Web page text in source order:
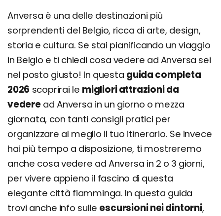
Itinerario di 1 giorno
Itinerario di 3 giorni
Giorno 1
Giorno 2
Giorno 3
Dove si trova e come arrivare
Come muoversi
Dove mangiare a Anversa e cosa: ristoranti e
specialità
Cosa fare la sera: locali consigliati
Dove dormire a Anversa: i migliori quartieri dove
alloggiare
Vai di fretta? Ecco i nostri alloggi consigliati
Anversa è una delle destinazioni più
sorprendenti del Belgio, ricca di arte, design,
storia e cultura. Se stai pianificando un viaggio
in Belgio e ti chiedi cosa vedere ad Anversa sei
nel posto giusto! In questa guida completa
2026 scoprirai le migliori attrazioni da
vederead Anversa in un giorno o mezza
giornata, con tanti consigli pratici per
organizzare al meglio il tuo itinerario. Se invece
hai più tempo a disposizione, ti mostreremo
anche cosa vedere ad Anversa in 2 o 3 giorni,
per vivere appieno il fascino di questa
elegante città fiamminga. In questa guida
trovi anche info sulle escursioni nei dintorni,